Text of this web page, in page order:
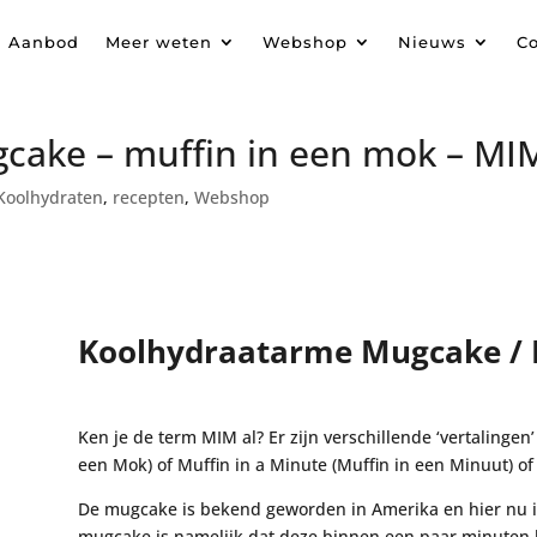
Aanbod Meer weten Webshop Nieuws
– muffin in een mok –
, recepten,Webshop
Koolhydraatarme Mugcake /
Ken je de term MIM al? Er zijn verschillende
een Mok) of Muffin in a Minute (Muffin in een Minuut)
De mugcake is bekend geworden in Amerika en hier